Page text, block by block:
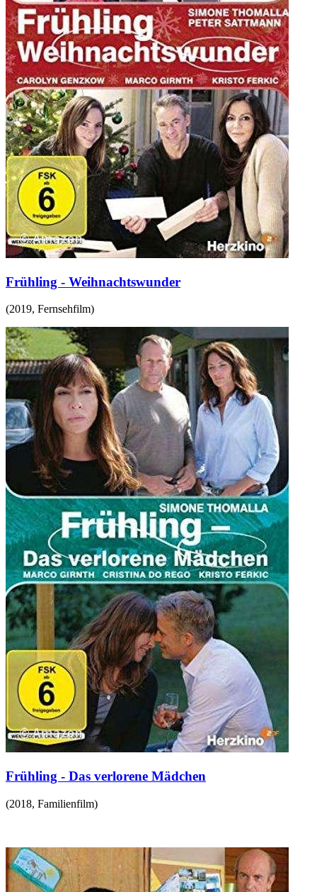
Frühling - Weihnachtswunder
(2019, Fernsehfilm)
Frühling - Das verlorene Mädchen
(2018, Familienfilm)